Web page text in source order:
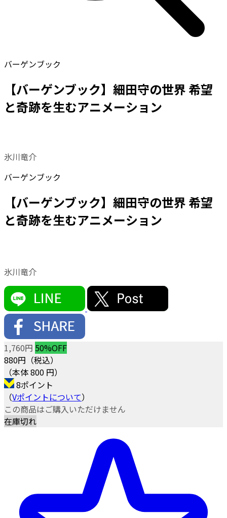
バーゲンブック
【バーゲンブック】細田守の世界 希望
と奇跡を生むアニメーション
氷川竜介
バーゲンブック
【バーゲンブック】細田守の世界 希望
と奇跡を生むアニメーション
氷川竜介
1,760円 50%OFF
880円（税込）
（本体 800 円）
8ポイント
（Vポイントについて）
この商品はご購入いただけません
在庫切れ